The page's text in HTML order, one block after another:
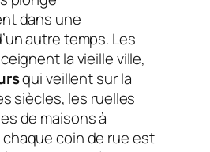
dans une
autre temps. Les
la vieille ville,
qui veillent sur la
siècles, les ruelles
de maisons à
coin de rue est